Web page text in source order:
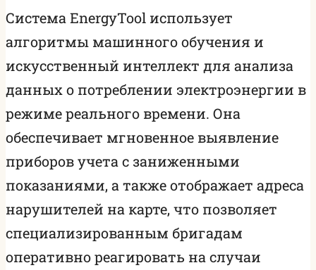
Система EnergyTool использует
алгоритмы машинного обучения и
искусственный интеллект для анализа
данных о потреблении электроэнергии в
режиме реального времени. Она
обеспечивает мгновенное выявление
приборов учета с заниженными
показаниями, а также отображает адреса
нарушителей на карте, что позволяет
специализированным бригадам
оперативно реагировать на случаи